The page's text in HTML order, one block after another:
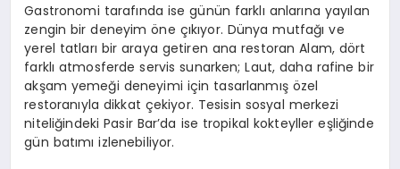
Gastronomi tarafında ise günün farklı anlarına yayılan
zengin bir deneyim öne çıkıyor. Dünya mutfağı ve
yerel tatları bir araya getiren ana restoran Alam, dört
farklı atmosferde servis sunarken; Laut, daha rafine bir
akşam yemeği deneyimi için tasarlanmış özel
restoranıyla dikkat çekiyor. Tesisin sosyal merkezi
niteliğindeki Pasir Bar’da ise tropikal kokteyller eşliğinde
gün batımı izlenebiliyor.